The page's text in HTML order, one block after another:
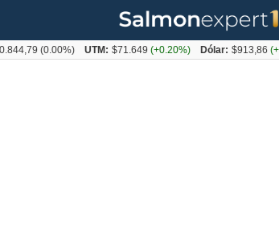
(0.00%) UTM: $71.649(+0.20%) Dólar: $913,86(+0.25%)